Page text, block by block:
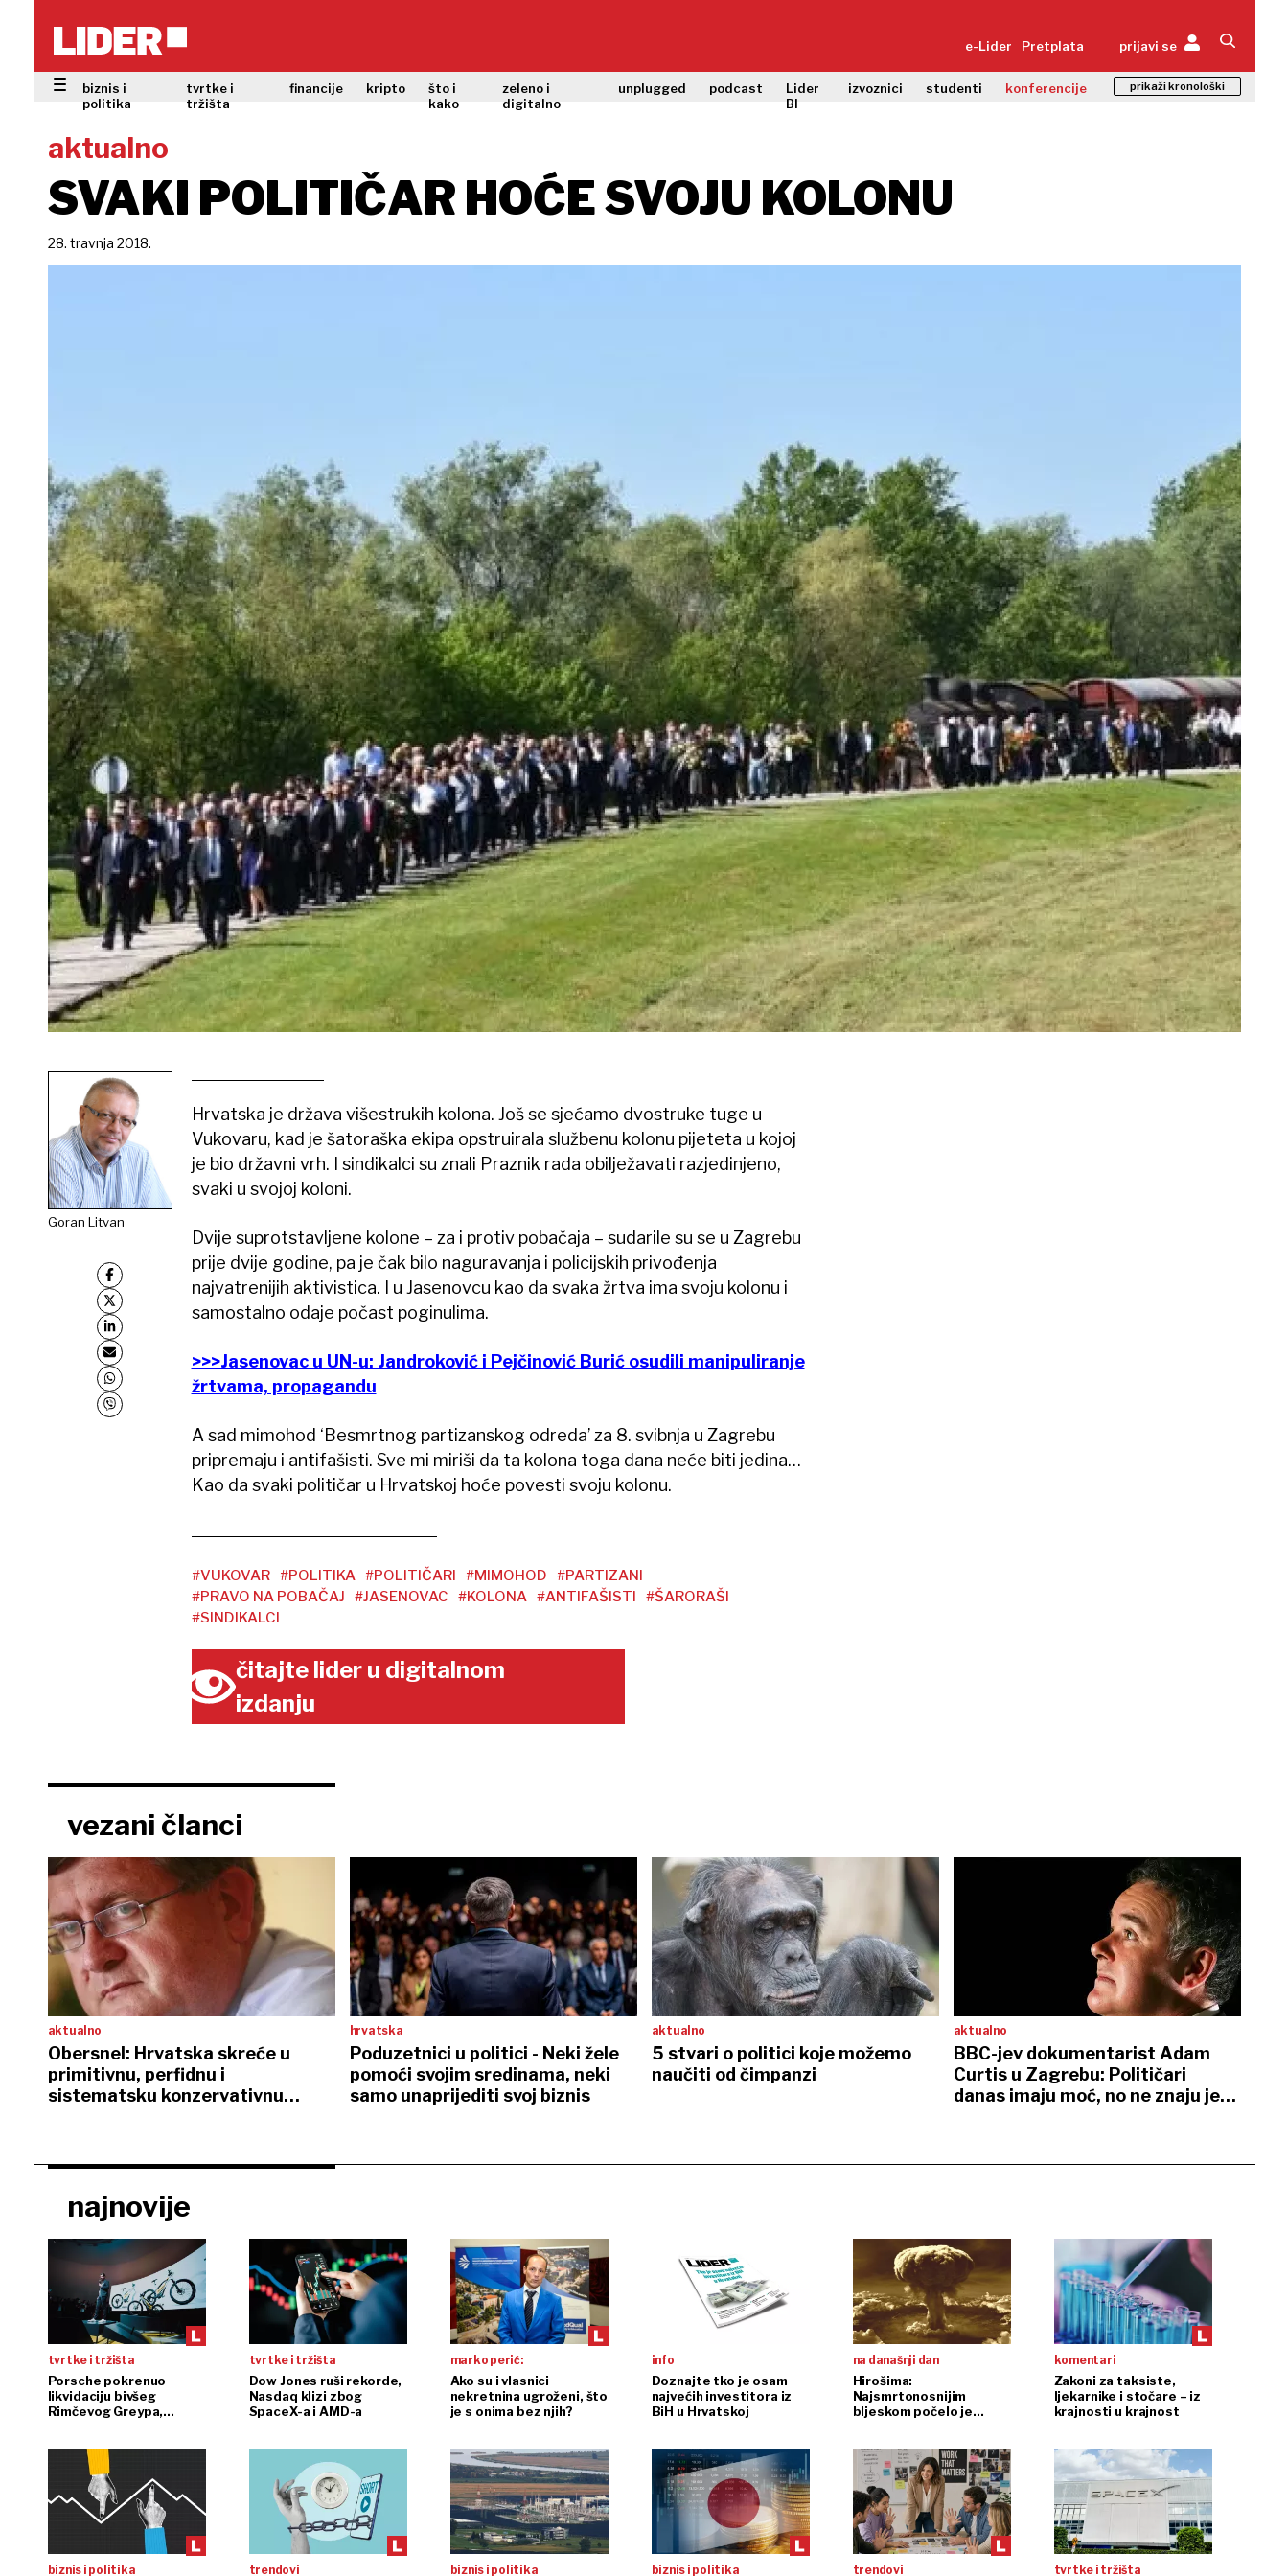
e-Lider Pretplata prijavi se
biznis i
politika
tvrtke i
tržišta
financije kripto
što i
kako
zeleno i
digitalno
unplugged podcast
Lider
BI
izvoznici studenti konferencije prikaži kronološki
aktualno
SVAKI POLITIČAR HOĆE SVOJU KOLONU
28. travnja 2018.
Goran Litvan
Hrvatska je država višestrukih kolona. Još se sjećamo dvostruke tuge u
Vukovaru, kad je šatoraška ekipa opstruirala službenu kolonu pijeteta u kojoj
je bio državni vrh. I sindikalci su znali Praznik rada obilježavati razjedinjeno,
svaki u svojoj koloni.
Dvije suprotstavljene kolone – za i protiv pobačaja – sudarile su se u Zagrebu
prije dvije godine, pa je čak bilo naguravanja i policijskih privođenja
najvatrenijih aktivistica. I u Jasenovcu kao da svaka žrtva ima svoju kolonu i
samostalno odaje počast poginulima.
>>>Jasenovac u UN-u: Jandroković i Pejčinović Burić osudili manipuliranje
žrtvama, propagandu
A sad mimohod ‘Besmrtnog partizanskog odreda’ za 8. svibnja u Zagrebu
pripremaju i antifašisti. Sve mi miriši da ta kolona toga dana neće biti jedina…
Kao da svaki političar u Hrvatskoj hoće povesti svoju kolonu.
#VUKOVAR #POLITIKA #POLITIČARI #MIMOHOD
#PARTIZANI
#PRAVO NA POBAČAJ
#JASENOVAC #KOLONA #ANTIFAŠISTI
#ŠARORAŠI
#SINDIKALCI
čitajte lider u digitalnom
izdanju
vezani članci
aktualno
Obersnel: Hrvatska skreće u
primitivnu, perfidnu i
sistematsku konzervativnu
hrvatska
Poduzetnici u politici - Neki žele
pomoći svojim sredinama, neki
samo unaprijediti svoj biznis
aktualno
5 stvari o politici koje možemo
naučiti od čimpanzi
aktualno
BBC-jev dokumentarist Adam
Curtis u Zagrebu: Političari
danas imaju moć, no ne znaju je
najnovije
tvrtke i tržišta
Porsche pokrenuo
likvidaciju bivšeg
Rimčevog Greypa,
tvrtke i tržišta
Dow Jones ruši rekorde,
Nasdaq klizi zbog
SpaceX-a i AMD-a
marko perić:
Ako su i vlasnici
nekretnina ugroženi, što
je s onima bez njih?
info
Doznajte tko je osam
najvećih investitora iz
BiH u Hrvatskoj
na današnji dan
Hirošima:
Najsmrtonosnijim
bljeskom počelo je
komentari
Zakoni za taksiste,
ljekarnike i stočare – iz
krajnosti u krajnost
biznis i politika trendovi biznis i politika biznis i politika trendovi tvrtke i tržišta